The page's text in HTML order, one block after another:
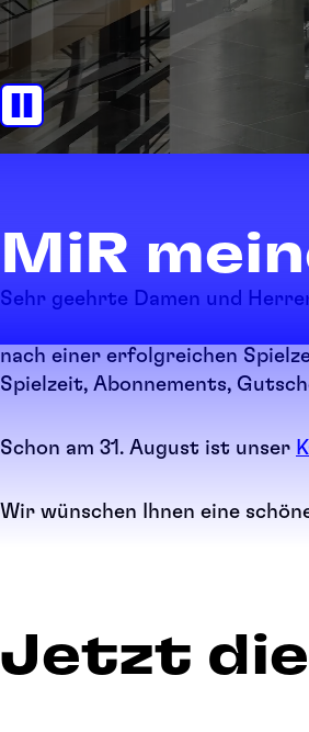
MiR
Sehr geehrte Damen und
nach einer erfolgreichen
Spielzeit, Abonnements,
Schon am 31. August ist unser
Wir wünschen Ihnen eine
Jetzt die